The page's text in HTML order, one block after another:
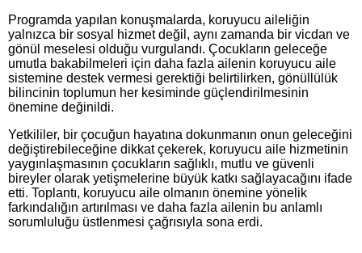
Programda yapılan konuşmalarda, koruyucu aileliğin
yalnızca bir sosyal hizmet değil, aynı zamanda bir vicdan ve
gönül meselesi olduğu vurgulandı. Çocukların geleceğe
umutla bakabilmeleri için daha fazla ailenin koruyucu aile
sistemine destek vermesi gerektiği belirtilirken, gönüllülük
bilincinin toplumun her kesiminde güçlendirilmesinin
önemine değinildi.
Yetkililer, bir çocuğun hayatına dokunmanın onun geleceğini
değiştirebileceğine dikkat çekerek, koruyucu aile hizmetinin
yaygınlaşmasının çocukların sağlıklı, mutlu ve güvenli
bireyler olarak yetişmelerine büyük katkı sağlayacağını ifade
etti. Toplantı, koruyucu aile olmanın önemine yönelik
farkındalığın artırılması ve daha fazla ailenin bu anlamlı
sorumluluğu üstlenmesi çağrısıyla sona erdi.